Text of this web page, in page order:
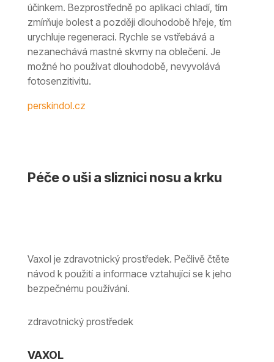
účinkem. Bezprostředně po aplikaci chladí, tím
zmírňuje bolest a později dlouhodobě hřeje, tím
urychluje regeneraci. Rychle se vstřebává a
nezanechává mastné skvrny na oblečení. Je
možné ho používat dlouhodobě, nevyvolává
fotosenzitivitu.
perskindol.cz
Péče o uši a sliznici nosu a krku
Vaxol je zdravotnický prostředek. Pečlivě čtěte
návod k použití a informace vztahující se k jeho
bezpečnému používání.
zdravotnický prostředek
VAXOL